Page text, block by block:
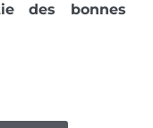
des bonnes